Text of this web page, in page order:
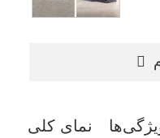
نمای کلی